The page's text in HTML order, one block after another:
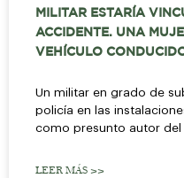
MILITAR ESTARÍA
ACCIDENTE. UNA
VEHÍCULO
Un militar en grado de
policía en las
como presunto autor
LEER MÁS >>